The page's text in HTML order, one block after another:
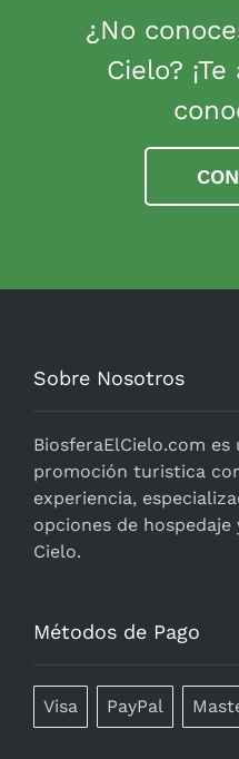
¿No
Cielo?
Sobre Nosotros
BiosferaElCielo.com es
promoción turistica
experiencia,
opciones de
Cielo.
Métodos de Pago
Visa PayPal